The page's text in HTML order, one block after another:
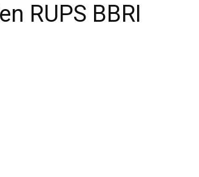
RUPS BBRI